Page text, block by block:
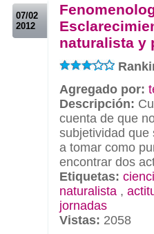
07/02
2012
naturalista y
Agregado por:
Descripción:
cuenta de que
subjetividad que
a tomar como
encontrar dos
Etiquetas:
naturalista ,
jornadas
Vistas: 2058